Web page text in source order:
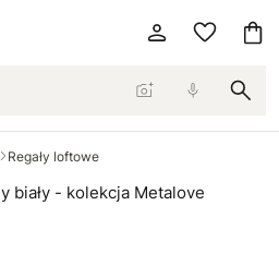
Regały loftowe